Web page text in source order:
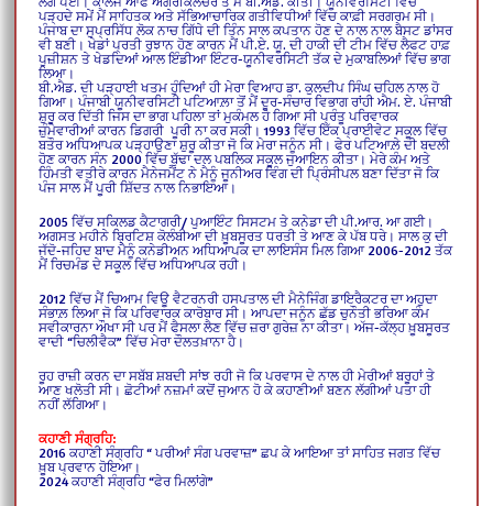
ਪੜ੍ਹਦੇ ਸਮੇਂ ਮੈਂ ਸਾਹਿਤਕ ਅਤੇ ਸੱਭਿਆਚਾਰਿਕ ਗਤੀਵਿਧੀਆਂ ਵਿੱਚ ਕਾਫ਼ੀ ਸਰਗਰਮ ਸੀ।
ਪੰਜਾਬ ਦਾ ਸੁਪ੍ਰਸਿੱਧ ਲੋਕ ਨਾਚ ਗਿੱਧੇ ਦੀ ਤਿੰਨ ਸਾਲ ਕਪਤਾਨ ਹੋਣ ਦੇ ਨਾਲ ਨਾਲ ਬੈਸਟ ਡਾਂਸਰ
ਵੀ ਬਣੀ। ਖੇਡਾਂ ਪ੍ਰਤੀ ਰੁਝਾਨ ਹੋਣ ਕਾਰਨ ਮੈਂ ਪੀ.ਏ. ਯੂ. ਦੀ ਹਾਕੀ ਦੀ ਟੀਮ ਵਿੱਚ ਲੈਫਟ ਹਾਫ਼
ਪੁਜ਼ੀਸ਼ਨ ਤੇ ਖੇਡਦਿਆਂ ਆਲ ਇੰਡੀਆ ਇੰਟਰ-ਯੂਨੀਵਰਸਿਟੀ ਤੱਕ ਦੇ ਮੁਕਾਬਲਿਆਂ ਵਿੱਚ ਭਾਗ
ਲਿਆ।
ਬੀ.ਐਡ. ਦੀ ਪੜ੍ਹਾਈ ਖਤਮ ਹੁੰਦਿਆਂ ਹੀ ਮੇਰਾ ਵਿਆਹ ਡਾ. ਕੁਲਦੀਪ ਸਿੰਘ ਚਹਿਲ ਨਾਲ ਹੋ
ਗਿਆ। ਪੰਜਾਬੀ ਯੂਨੀਵਰਸਿਟੀ ਪਟਿਆਲ਼ਾ ਤੋਂ ਮੈਂ ਦੂਰ-ਸੰਚਾਰ ਵਿਭਾਗ ਰਾਂਹੀ ਐਮ. ਏ. ਪੰਜਾਬੀ
ਸ਼ੁਰੂ ਕਰ ਦਿੱਤੀ ਜਿਸ ਦਾ ਭਾਗ ਪਹਿਲਾ ਤਾਂ ਮੁਕੰਮਲ ਹੋ ਗਿਆ ਸੀ ਪ੍ਰੰਤੂ ਪਰਿਵਾਰਕ
ਜ਼ੁੰਮੇਵਾਰੀਆਂ ਕਾਰਨ ਡਿਗਰੀ ਪੂਰੀ ਨਾ ਕਰ ਸਕੀ। 1993 ਵਿੱਚ ਇੱਕ ਪ੍ਰਾਈਵੇਟ ਸਕੂਲ ਵਿੱਚ
ਬਤੌਰ ਅਧਿਆਪਕ ਪੜ੍ਹਾਉਣਾ ਸ਼ੁਰੂ ਕੀਤਾ ਜੋ ਕਿ ਮੇਰਾ ਜਨੂੰਨ ਸੀ। ਫੇਰ ਪਟਿਆਲ਼ੇ ਦੀ ਬਦਲੀ
ਹੋਣ ਕਾਰਨ ਸੰਨ 2000 ਵਿੱਚ ਬੁੱਢਾ ਦਲ ਪਬਲਿਕ ਸਕੂਲ ਜੁਆਇਨ ਕੀਤਾ। ਮੇਰੇ ਕੰਮ ਅਤੇ
ਹਿੰਮਤੀ ਵਤੀਰੇ ਕਾਰਨ ਮੈਨੇਜਮੈਂਟ ਨੇ ਮੈਨੂੰ ਜੂਨੀਅਰ ਵਿੰਗ ਦੀ ਪ੍ਰਿੰਸੀਪਲ ਬਣਾ ਦਿੱਤਾ ਜੋ ਕਿ
ਪੰਜ ਸਾਲ ਮੈਂ ਪੂਰੀ ਸ਼ਿੱਦਤ ਨਾਲ ਨਿਭਾਇਆ।
2005 ਵਿੱਚ ਸਕਿਲਡ ਕੈਟਾਗਰੀ/ ਪੁਆਇੰਟ ਸਿਸਟਮ ਤੇ ਕਨੇਡਾ ਦੀ ਪੀ.ਆਰ. ਆ ਗਈ।
ਅਗਸਤ ਮਹੀਨੇ ਬ੍ਰਿਟਿਸ਼ ਕੋਲੰਬੀਆ ਦੀ ਖ਼ੂਬਸੂਰਤ ਧਰਤੀ ਤੇ ਆਣ ਕੇ ਪੱਬ ਧਰੇ। ਸਾਲ ਕੁ ਦੀ
ਜੱਦੋ-ਜਹਿਦ ਬਾਦ ਮੈਨੂੰ ਕਨੇਡੀਅਨ ਅਧਿਆਪਕ ਦਾ ਲਾਇਸੰਸ ਮਿਲ ਗਿਆ 2006-2012 ਤੱਕ
ਮੈਂ ਰਿਚਮੰਡ ਦੇ ਸਕੂਲ ਵਿੱਚ ਅਧਿਆਪਕ ਰਹੀ।
2012 ਵਿੱਚ ਮੈਂ ਚਿਆਮ ਵਿਊ ਵੈਟਰਨਰੀ ਹਸਪਤਾਲ ਦੀ ਮੈਨੇਜਿੰਗ ਡਾਇਰੈਕਟਰ ਦਾ ਅਹੁਦਾ
ਸੰਭਾਲ਼ ਲਿਆ ਜੋ ਕਿ ਪਰਿਵਾਰਕ ਕਾਰੋਬਾਰ ਸੀ। ਆਪਦਾ ਜਨੂੰਨ ਛੱਡ ਚੁਨੌਤੀ ਭਰਿਆ ਕੰਮ
ਸਵੀਕਾਰਨਾ ਔਖਾ ਸੀ ਪਰ ਮੈਂ ਫੈਸਲਾ ਲੈਣ ਵਿੱਚ ਜ਼ਰਾ ਗੁਰੇਜ਼ ਨਾ ਕੀਤਾ। ਅੱਜ-ਕੱਲ੍ਹ ਖ਼ੂਬਸੂਰਤ
ਵਾਦੀ “ਚਿਲੀਵੈਕ” ਵਿੱਚ ਮੇਰਾ ਦੌਲਤਖ਼ਾਨਾ ਹੈ।
ਰੂਹ ਰਾਜ਼ੀ ਕਰਨ ਦਾ ਸਬੱਬ ਸ਼ਬਦੀ ਸਾਂਝ ਰਹੀ ਜੋ ਕਿ ਪਰਵਾਸ ਦੇ ਨਾਲ ਹੀ ਮੇਰੀਆਂ ਬਰੂਹਾਂ ਤੇ
ਆਣ ਖਲੋਤੀ ਸੀ। ਛੋਟੀਆਂ ਨਜ਼ਮਾਂ ਕਦੋਂ ਜੁਆਨ ਹੋ ਕੇ ਕਹਾਣੀਆਂ ਬਣਨ ਲੱਗੀਆਂ ਪਤਾ ਹੀ
ਨਹੀਂ ਲੱਗਿਆ।
ਕਹਾਣੀ ਸੰਗ੍ਰਹਿ:
2016 ਕਹਾਣੀ ਸੰਗ੍ਰਹਿ “ ਪਰੀਆਂ ਸੰਗ ਪਰਵਾਜ਼” ਛਪ ਕੇ ਆਇਆ ਤਾਂ ਸਾਹਿਤ ਜਗਤ ਵਿੱਚ
ਖ਼ੂਬ ਪ੍ਰਵਾਨ ਹੋਇਆ।
2024 ਕਹਾਣੀ ਸੰਗ੍ਰਹਿ “ਫੇਰ ਮਿਲਾਂਗੇ”